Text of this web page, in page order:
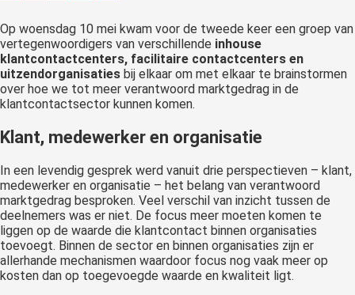
Op woensdag 10 mei kwam voor de tweede keer een groep van
vertegenwoordigers van verschillende inhouse
klantcontactcenters, facilitaire contactcenters en
uitzendorganisaties bij elkaar om met elkaar te brainstormen
over hoe we tot meer verantwoord marktgedrag in de
klantcontactsector kunnen komen.
Klant, medewerker en organisatie
In een levendig gesprek werd vanuit drie perspectieven – klant,
medewerker en organisatie – het belang van verantwoord
marktgedrag besproken. Veel verschil van inzicht tussen de
deelnemers was er niet. De focus meer moeten komen te
liggen op de waarde die klantcontact binnen organisaties
toevoegt. Binnen de sector en binnen organisaties zijn er
allerhande mechanismen waardoor focus nog vaak meer op
kosten dan op toegevoegde waarde en kwaliteit ligt.
van